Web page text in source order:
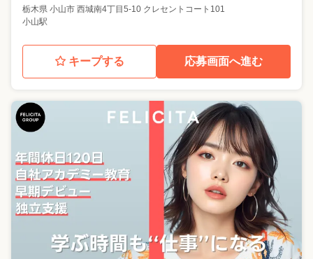
栃木県 小山市 西城南4丁目5-10 クレセントコート101
小山駅
キープする 応募画面へ進む